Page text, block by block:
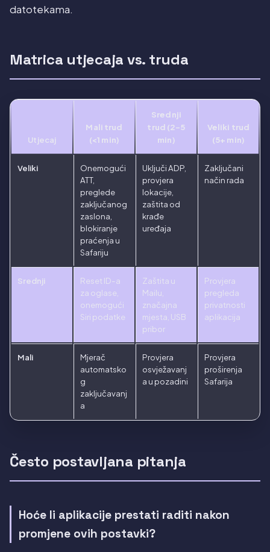
datotekama.
Matrica utjecaja vs. truda
Utjecaj
Mali trud
(<1 min)
Srednji
trud (2-5
min)
Veliki trud
(5+ min)
Veliki
Onemogući
ATT,
preglede
zaključanog
zaslona,
blokiranje
praćenja u
Safariju
Uključi ADP,
provjera
lokacije,
zaštita od
krađe
uređaja
Zaključani
način rada
Srednji
Reset ID-a
za oglase,
onemogući
Siri podatke
Zaštita u
Mailu,
značajna
mjesta, USB
pribor
Provjera
pregleda
privatnosti
aplikacija
Mali
Mjerač
automatsko
g
zaključavanj
a
Provjera
osvježavanj
a u pozadini
Provjera
proširenja
Safarija
Često postavljana pitanja
Hoće li aplikacije prestati raditi nakon
promjene ovih postavki?